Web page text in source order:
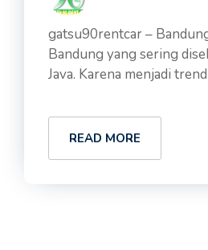
gatsu90rentcar –
Bandung yang sering
Java. Karena menjadi trend
READ MORE